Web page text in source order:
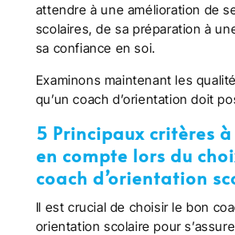
attendre à une amélioration de
scolaires, de sa préparation à
sa confiance en soi.
Examinons maintenant les
qu’un coach d’orientation doit
5 Principaux critères
en compte lors du
coach d’orientation
Il est crucial de choisir le bon
orientation scolaire pour